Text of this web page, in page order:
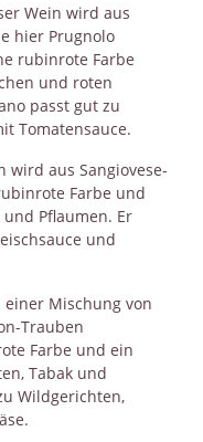
Wein wird aus
hier Prugnolo
rubinrote Farbe
und roten
passt gut zu
Tomatensauce.
wird aus Sangiovese-
Farbe und
Pflaumen. Er
und
einer Mischung von
Trauben
Farbe und ein
Tabak und
Wildgerichten,